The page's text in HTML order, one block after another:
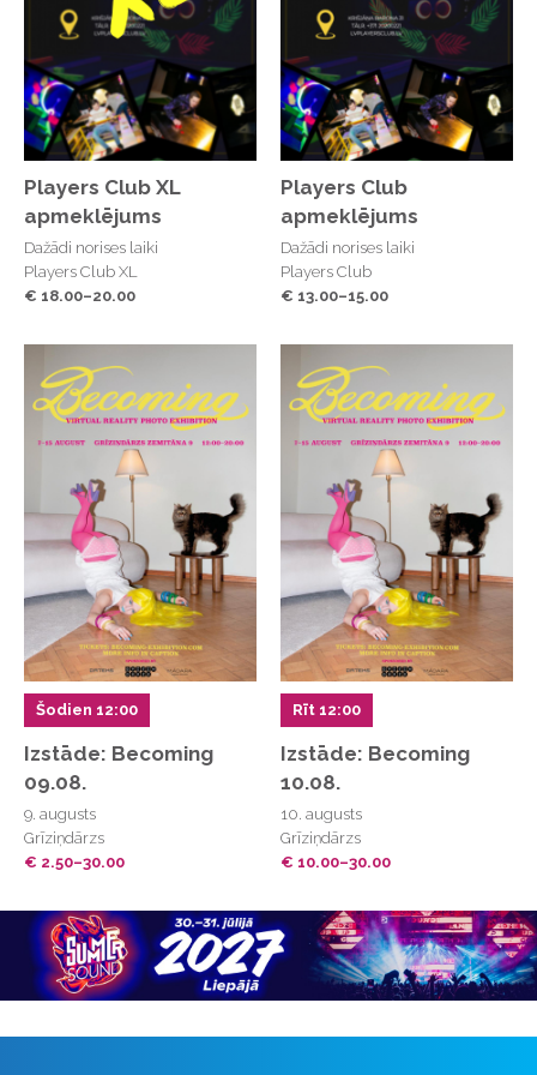
Players Club XL
apmeklējums
Dažādi norises laiki
Players Club XL
€ 18.00–20.00
Players Club
apmeklējums
Dažādi norises laiki
Players Club
€ 13.00–15.00
Šodien 12:00
Izstāde: Becoming
09.08.
9. augusts
Grīziņdārzs
€ 2.50–30.00
Rīt 12:00
Izstāde: Becoming
10.08.
10. augusts
Grīziņdārzs
€ 10.00–30.00